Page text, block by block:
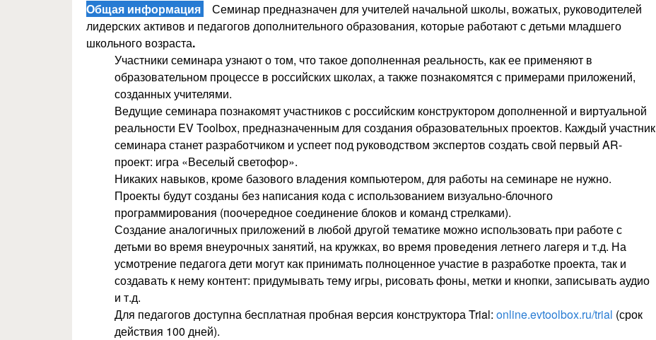
Общая информация
Семинар предназначен для учителей начальной школы, вожатых, руководителей
лидерских активов и педагогов дополнительного образования, которые работают с детьми младшего
школьного возраста.
Участники семинара узнают о том, что такое дополненная реальность, как ее применяют в
образовательном процессе в российских школах, а также познакомятся с примерами приложений,
созданных учителями.
Ведущие семинара познакомят участников с российским конструктором дополненной и виртуальной
реальности EV Toolbox, предназначенным для создания образовательных проектов. Каждый участник
семинара станет разработчиком и успеет под руководством экспертов создать свой первый AR-
проект: игра «Веселый светофор».
Никаких навыков, кроме базового владения компьютером, для работы на семинаре не нужно.
Проекты будут созданы без написания кода с использованием визуально-блочного
программирования (поочередное соединение блоков и команд стрелками).
Создание аналогичных приложений в любой другой тематике можно использовать при работе с
детьми во время внеурочных занятий, на кружках, во время проведения летнего лагеря и т.д. На
усмотрение педагога дети могут как принимать полноценное участие в разработке проекта, так и
создавать к нему контент: придумывать тему игры, рисовать фоны, метки и кнопки, записывать аудио
и т.д.
Для педагогов доступна бесплатная пробная версия конструктора Trial: online.evtoolbox.ru/trial (срок
действия 100 дней).